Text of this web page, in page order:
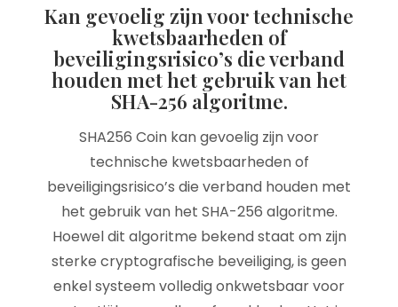
Kan gevoelig zijn voor technische
kwetsbaarheden of
beveiligingsrisico’s die verband
houden met het gebruik van het
SHA-256 algoritme.
SHA256 Coin kan gevoelig zijn voor
technische kwetsbaarheden of
beveiligingsrisico’s die verband houden met
het gebruik van het SHA-256 algoritme.
Hoewel dit algoritme bekend staat om zijn
sterke cryptografische beveiliging, is geen
enkel systeem volledig onkwetsbaar voor